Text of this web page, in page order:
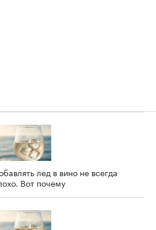
лед в вино не всегда
Вот почему